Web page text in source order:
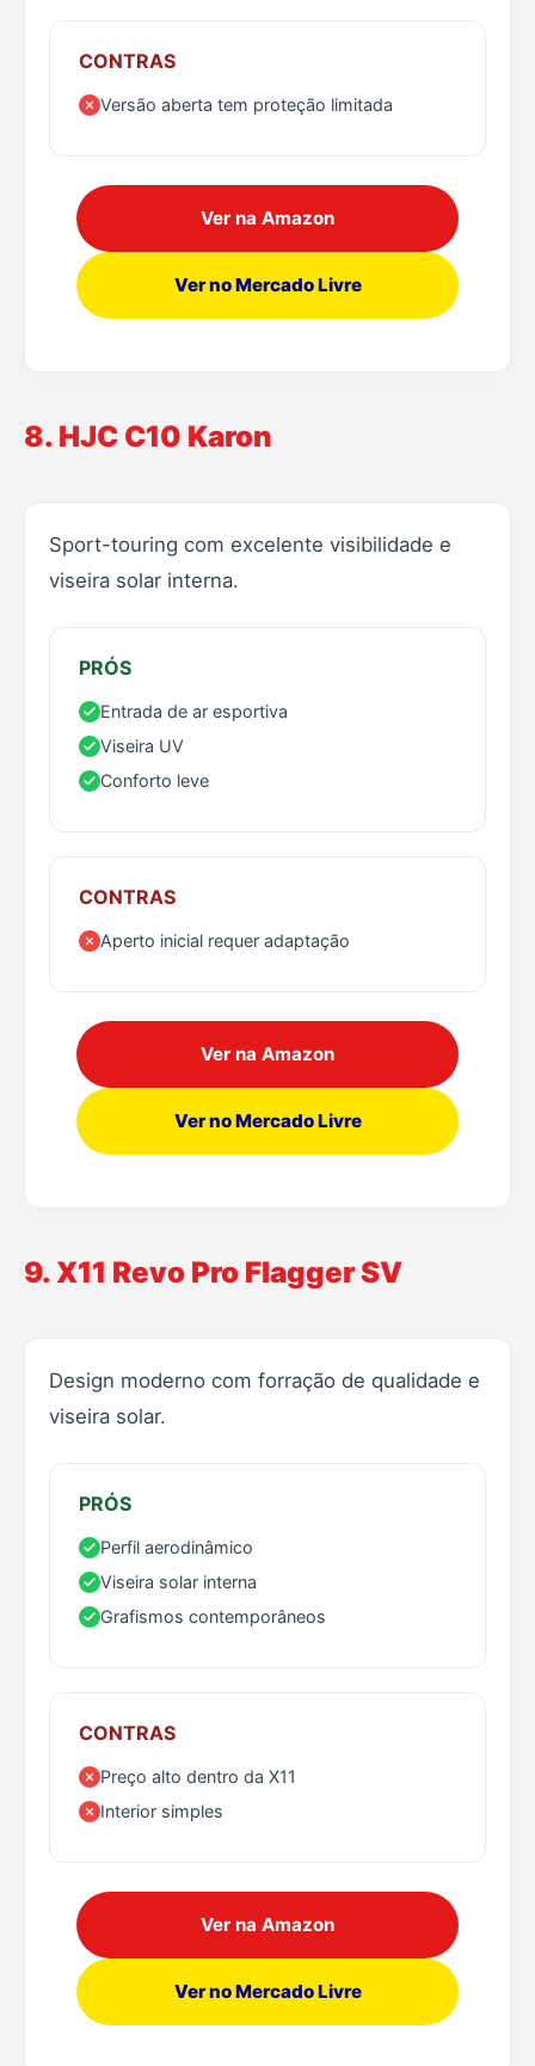
CONTRAS
Versão aberta tem proteção limitada
Ver na Amazon
Ver no Mercado Livre
8. HJC C10 Karon
Sport-touring com excelente visibilidade e
viseira solar interna.
PRÓS
Entrada de ar esportiva
Viseira UV
Conforto leve
CONTRAS
Aperto inicial requer adaptação
Ver na Amazon
Ver no Mercado Livre
9. X11 Revo Pro Flagger SV
Design moderno com forração de qualidade e
viseira solar.
PRÓS
Perfil aerodinâmico
Viseira solar interna
Grafismos contemporâneos
CONTRAS
Preço alto dentro da X11
Interior simples
Ver na Amazon
Ver no Mercado Livre